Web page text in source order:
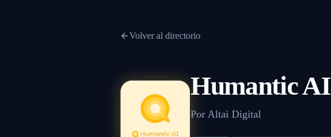
Volver al directorio
Humantic AI
Por Altai Digital